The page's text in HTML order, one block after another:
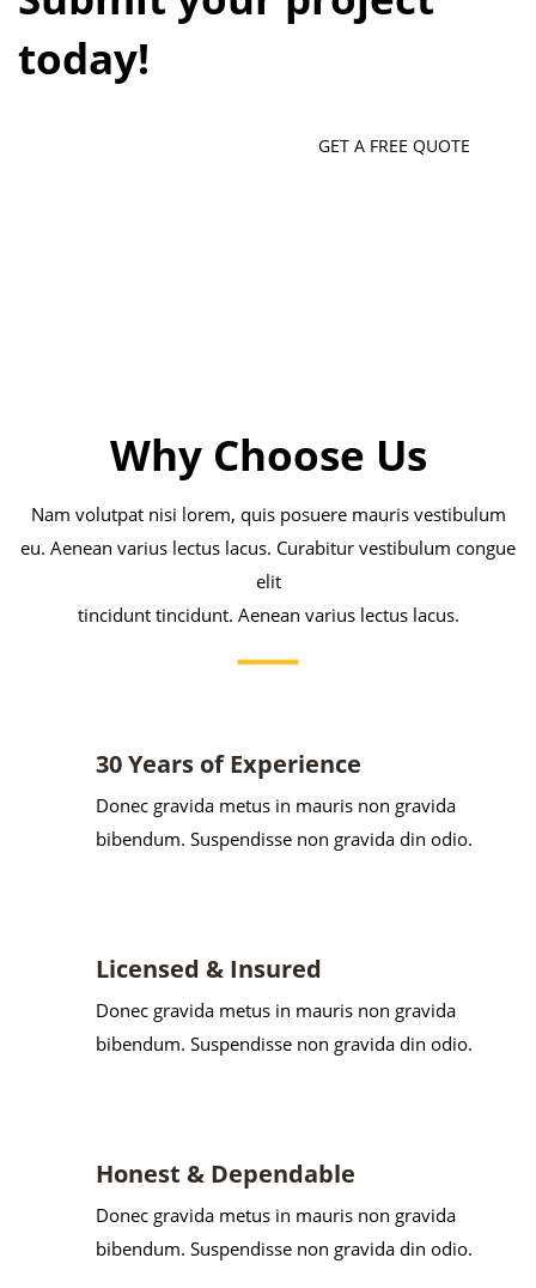
today!
GET A FREE QUOTE
Why Choose Us
Nam volutpat nisi lorem, quis posuere mauris vestibulum
eu. Aenean varius lectus lacus. Curabitur vestibulum congue
elit
tincidunt tincidunt. Aenean varius lectus lacus.
30 Years of Experience
Donec gravida metus in mauris non gravida
bibendum. Suspendisse non gravida din odio.
Licensed & Insured
Donec gravida metus in mauris non gravida
bibendum. Suspendisse non gravida din odio.
Honest & Dependable
Donec gravida metus in mauris non gravida
bibendum. Suspendisse non gravida din odio.